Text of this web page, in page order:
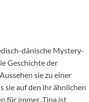
dänische Mystery-
Geschichte der
sie zu einer
sie auf den ihr ähnlichen
für immer. Tina ist